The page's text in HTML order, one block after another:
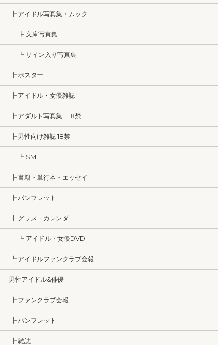
┣ アイドル写真集・ムック
┣ 文庫写真集
┗ サイン入り写真集
┣ ポスター
┣ アイドル・女優雑誌
┣ アダルト写真集 18禁
┣ 男性向け雑誌 18禁
┗ SM
┣ 書籍・単行本・エッセイ
┣ パンフレット
┣ グッズ・カレンダー
┗ アイドル・女優DVD
┗ アイドルファンクラブ会報
男性アイドル&俳優
┣ ファンクラブ会報
┣ パンフレット
┣ 雑誌